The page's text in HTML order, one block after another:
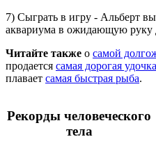
7) Сыграть в игру - Альберт
аквариума в ожидающую
Читайте также о самой
продается самая дорогая удочка
плавает самая быстрая рыба.
Рекорды человеческого
тела